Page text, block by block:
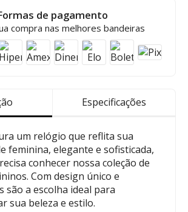
de pagamento
compra nas melhores bandeiras
Especificações
um relógio que reflita sua
feminina, elegante e sofisticada,
conhecer nossa coleção de
Com design único e
são a escolha ideal para
sua beleza e estilo.